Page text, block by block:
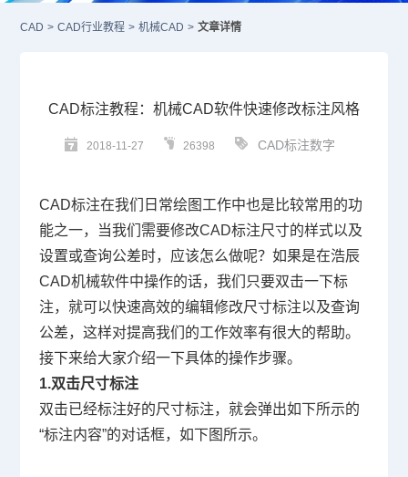
CAD > CAD行业教程 > 机械CAD > 文章详情
CAD标注教程：机械CAD软件快速修改标注风格
2018-11-27 26398 CAD标注数字
CAD标注在我们日常绘图工作中也是比较常用的功
能之一，当我们需要修改CAD标注尺寸的样式以及
设置或查询公差时，应该怎么做呢？如果是在浩辰
CAD机械软件中操作的话，我们只要双击一下标
注，就可以快速高效的编辑修改尺寸标注以及查询
公差，这样对提高我们的工作效率有很大的帮助。
接下来给大家介绍一下具体的操作步骤。
1.双击尺寸标注
双击已经标注好的尺寸标注，就会弹出如下所示的
“标注内容”的对话框，如下图所示。